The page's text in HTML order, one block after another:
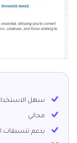
سهل
مجاني
يدعم تنسيقات